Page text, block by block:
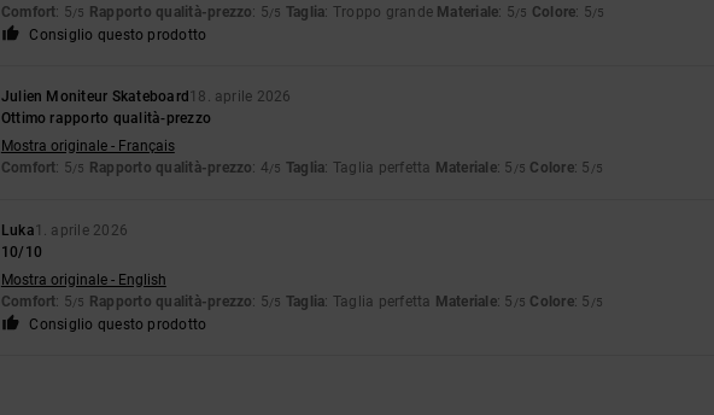
Comfort: 5/5 Rapporto qualità-prezzo: 5/5 Taglia: Troppo grande Materiale: 5/5 Colore: 5/5
Consiglio questo prodotto
Julien Moniteur Skateboard18. aprile 2026
Ottimo rapporto qualità-prezzo
Mostra originale - Français
Comfort: 5/5 Rapporto qualità-prezzo: 4/5 Taglia: Taglia perfetta Materiale: 5 /5 Colore: 5 /5
Luka1. aprile 2026
10/10
Mostra originale - English
Comfort: 5/5 Rapporto qualità-prezzo: 5/5 Taglia: Taglia perfetta Materiale: 5 /5 Colore: 5 /5
Consiglio questo prodotto